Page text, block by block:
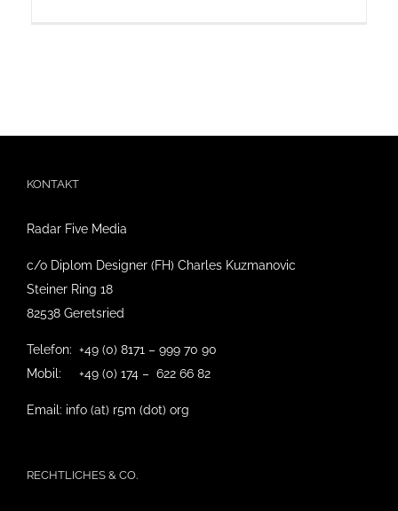
KONTAKT
Radar Five Media
c/o Diplom Designer (FH) Charles Kuzmanovic
Steiner Ring 18
82538 Geretsried
Telefon: +49 (0) 8171 – 999 70 90
Mobil: +49 (0) 174 – 622 66 82
Email: info (at) r5m (dot) org
RECHTLICHES & CO.